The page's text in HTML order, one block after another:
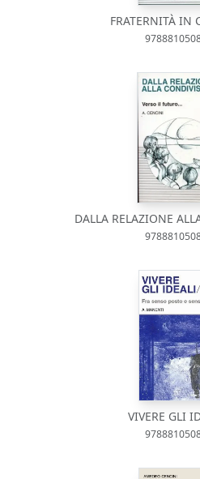
FRATERNITÀ IN
DALLA RELAZIONE
VIVERE GLI